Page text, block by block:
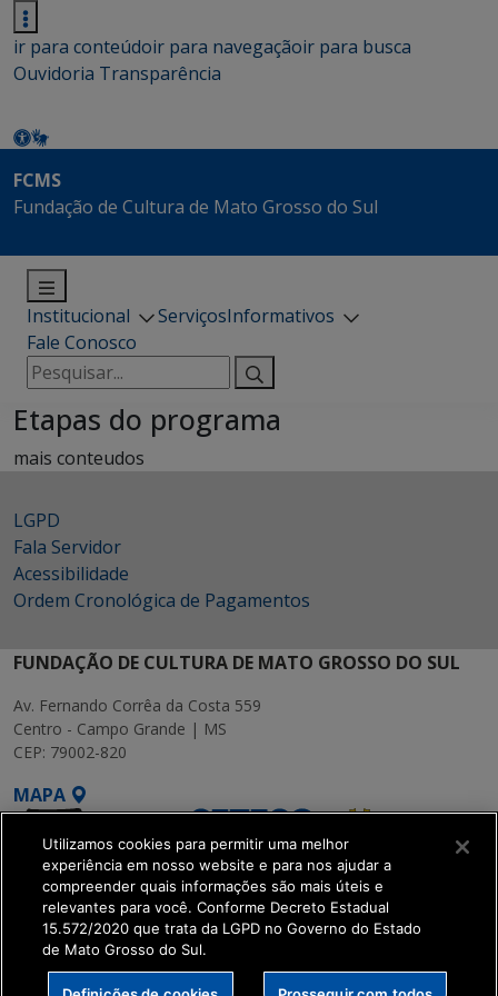
ir para conteúdoir para navegaçãoir para busca
Ouvidoria Transparência
FCMS
Fundação de Cultura de Mato Grosso do Sul
Institucional ServiçosInformativos
Fale Conosco
Pesquisar
por:
Etapas do programa
mais conteudos
LGPD
Fala Servidor
Acessibilidade
Ordem Cronológica de Pagamentos
FUNDAÇÃO DE CULTURA DE MATO GROSSO DO SUL
Av. Fernando Corrêa da Costa 559
Centro - Campo Grande | MS
CEP: 79002-820
MAPA
SETDIG | Secretaria-
Executiva de
Transformação Digital
Utilizamos cookies para permitir uma melhor
experiência em nosso website e para nos ajudar a
compreender quais informações são mais úteis e
relevantes para você. Conforme Decreto Estadual
15.572/2020 que trata da LGPD no Governo do Estado
de Mato Grosso do Sul.